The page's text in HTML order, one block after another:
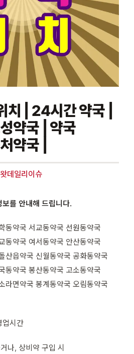
치 | 24시간 약국 |
약국 | 약국
약국 |
왓데일리이슈
를 안내해 드립니다.
동약국 서교동약국 선원동약국
동약국 여서동약국 안산동약국
산읍약국 신월동약국 공화동약국
동약국 봉산동약국 고소동약국
라면약국 봉계동약국 오림동약국
업시간
나, 상비약 구입 시